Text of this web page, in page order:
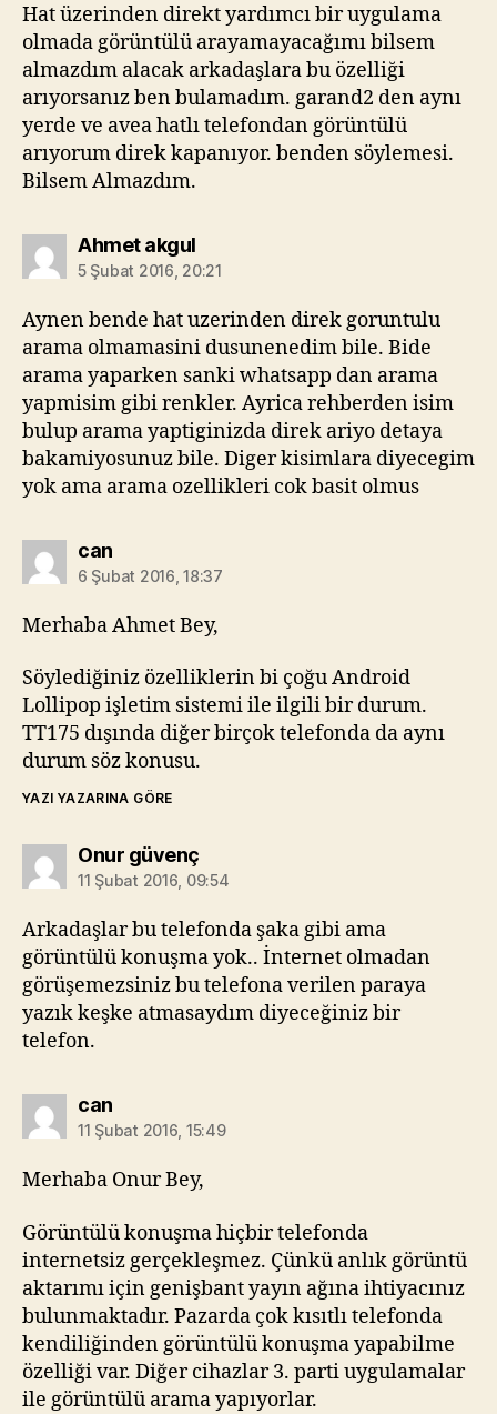
Hat üzerinden direkt yardımcı bir uygulama
olmada görüntülü arayamayacağımı bilsem
almazdım alacak arkadaşlara bu özelliği
arıyorsanız ben bulamadım. garand2 den aynı
yerde ve avea hatlı telefondan görüntülü
arıyorum direk kapanıyor. benden söylemesi.
Bilsem Almazdım.
Ahmet akguldiyorki:
5 Şubat 2016, 20:21
Aynen bende hat uzerinden direk goruntulu
arama olmamasini dusunenedim bile. Bide
arama yaparken sanki whatsapp dan arama
yapmisim gibi renkler. Ayrica rehberden isim
bulup arama yaptiginizda direk ariyo detaya
bakamiyosunuz bile. Diger kisimlara diyecegim
yok ama arama ozellikleri cok basit olmus
candiyorki:
6 Şubat 2016, 18:37
Merhaba Ahmet Bey,
Söylediğiniz özelliklerin bi çoğu Android
Lollipop işletim sistemi ile ilgili bir durum.
TT175 dışında diğer birçok telefonda da aynı
durum söz konusu.
YAZI YAZARINA GÖRE
Onur güvençdiyorki:
11 Şubat 2016, 09:54
Arkadaşlar bu telefonda şaka gibi ama
görüntülü konuşma yok.. İnternet olmadan
görüşemezsiniz bu telefona verilen paraya
yazık keşke atmasaydım diyeceğiniz bir
telefon.
candiyorki:
11 Şubat 2016, 15:49
Merhaba Onur Bey,
Görüntülü konuşma hiçbir telefonda
internetsiz gerçekleşmez. Çünkü anlık görüntü
aktarımı için genişbant yayın ağına ihtiyacınız
bulunmaktadır. Pazarda çok kısıtlı telefonda
kendiliğinden görüntülü konuşma yapabilme
özelliği var. Diğer cihazlar 3. parti uygulamalar
ile görüntülü arama yapıyorlar.